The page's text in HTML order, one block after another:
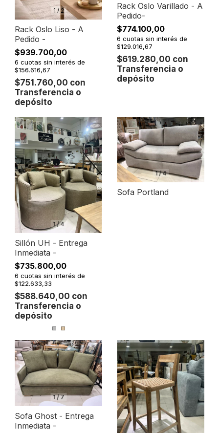
1 /2
Rack Oslo Liso - A
Pedido -
$939.700,00
$751.760,00 con
Transferencia o
depósito
6 cuotas sin interés de
$156.616,67
Rack Oslo Varillado - A
Pedido-
$774.100,00
$619.280,00 con
Transferencia o
depósito
6 cuotas sin interés de
$129.016,67
1/4
Sillón UH - Entrega
Inmediata -
$735.800,00
$588.640,00 con
Transferencia o
depósito
6 cuotas sin interés de
$122.633,33
1/4
Sofa Portland
1/7
Sofa Ghost - Entrega
Inmediata -